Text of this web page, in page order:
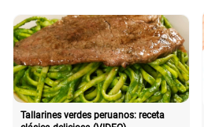
Tallarines verdes peruanos: receta